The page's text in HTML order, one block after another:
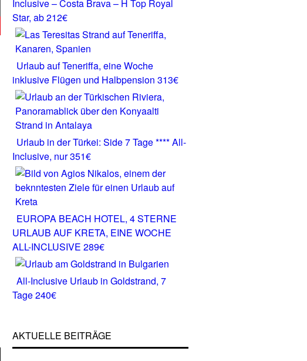
Inclusive – Costa Brava – H Top Royal
Star, ab 212€
Urlaub auf Teneriffa, eine Woche
inklusive Flügen und Halbpension 313€
Urlaub in der Türkei: Side 7 Tage **** All-
Inclusive, nur 351€
EUROPA BEACH HOTEL, 4 STERNE
URLAUB AUF KRETA, EINE WOCHE
ALL-INCLUSIVE 289€
All-Inclusive Urlaub in Goldstrand, 7
Tage 240€
AKTUELLE BEITRÄGE